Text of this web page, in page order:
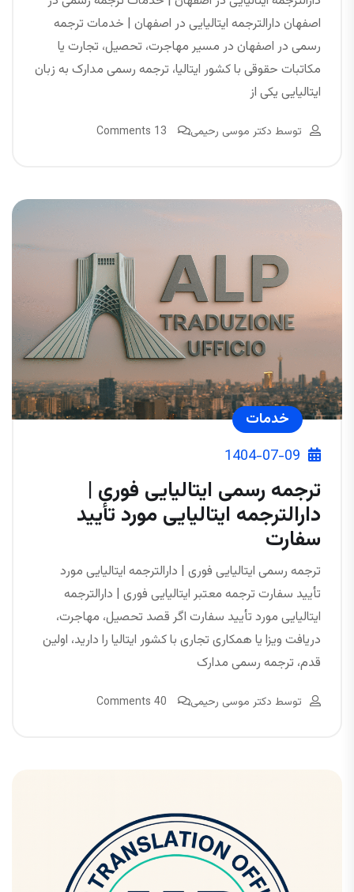
اصفهان دارالترجمه ایتالیایی در اصفهان | خدمات ترجمه
رسمی در اصفهان در مسیر مهاجرت، تحصیل، تجارت یا
مکاتبات حقوقی با کشور ایتالیا، ترجمه رسمی مدارک به زبان
ایتالیایی یکی از
توسط دکتر موسی رحیمی 13 Comments
خدمات
1404-07-09
ترجمه رسمی ایتالیایی فوری |
دارالترجمه ایتالیایی مورد تأیید
سفارت
ترجمه رسمی ایتالیایی فوری | دارالترجمه ایتالیایی مورد
تأیید سفارت ترجمه معتبر ایتالیایی فوری | دارالترجمه
ایتالیایی مورد تأیید سفارت اگر قصد تحصیل، مهاجرت،
دریافت ویزا یا همکاری تجاری با کشور ایتالیا را دارید، اولین
قدم، ترجمه رسمی مدارک
توسط دکتر موسی رحیمی 40 Comments